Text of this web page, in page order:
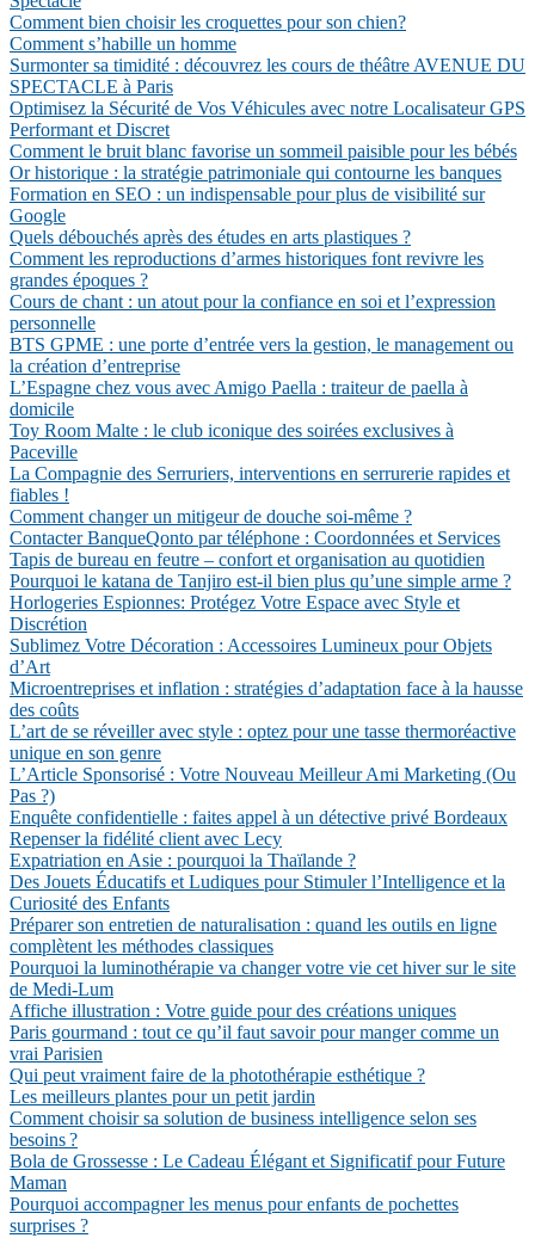
Comment bien choisir les croquettes pour son chien?
Comment s’habille un homme
Surmonter sa timidité : découvrez les cours de théâtre AVENUE DU
SPECTACLE à Paris
Optimisez la Sécurité de Vos Véhicules avec notre Localisateur GPS
Performant et Discret
Comment le bruit blanc favorise un sommeil paisible pour les bébés
Or historique : la stratégie patrimoniale qui contourne les banques
Formation en SEO : un indispensable pour plus de visibilité sur
Google
Quels débouchés après des études en arts plastiques ?
Comment les reproductions d’armes historiques font revivre les
grandes époques ?
Cours de chant : un atout pour la confiance en soi et l’expression
personnelle
BTS GPME : une porte d’entrée vers la gestion, le management ou
la création d’entreprise
L’Espagne chez vous avec Amigo Paella : traiteur de paella à
domicile
Toy Room Malte : le club iconique des soirées exclusives à
Paceville
La Compagnie des Serruriers, interventions en serrurerie rapides et
fiables !
Comment changer un mitigeur de douche soi-même ?
Contacter BanqueQonto par téléphone : Coordonnées et Services
Tapis de bureau en feutre – confort et organisation au quotidien
Pourquoi le katana de Tanjiro est-il bien plus qu’une simple arme ?
Horlogeries Espionnes: Protégez Votre Espace avec Style et
Discrétion
Sublimez Votre Décoration : Accessoires Lumineux pour Objets
d’Art
Microentreprises et inflation : stratégies d’adaptation face à la hausse
des coûts
L’art de se réveiller avec style : optez pour une tasse thermoréactive
unique en son genre
L’Article Sponsorisé : Votre Nouveau Meilleur Ami Marketing (Ou
Pas ?)
Enquête confidentielle : faites appel à un détective privé Bordeaux
Repenser la fidélité client avec Lecy
Expatriation en Asie : pourquoi la Thaïlande ?
Des Jouets Éducatifs et Ludiques pour Stimuler l’Intelligence et la
Curiosité des Enfants
Préparer son entretien de naturalisation : quand les outils en ligne
complètent les méthodes classiques
Pourquoi la luminothérapie va changer votre vie cet hiver sur le site
de Medi-Lum
Affiche illustration : Votre guide pour des créations uniques
Paris gourmand : tout ce qu’il faut savoir pour manger comme un
vrai Parisien
Qui peut vraiment faire de la photothérapie esthétique ?
Les meilleurs plantes pour un petit jardin
Comment choisir sa solution de business intelligence selon ses
besoins ?
Bola de Grossesse : Le Cadeau Élégant et Significatif pour Future
Maman
Pourquoi accompagner les menus pour enfants de pochettes
surprises ?